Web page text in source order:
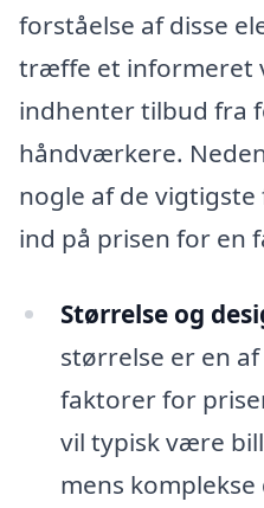
forståelse af disse
træffe et informeret
indhenter tilbud fra
håndværkere.
nogle af de
ind på prisen for en
Størrelse og
størrelse er en
faktorer for
vil typisk være
mens